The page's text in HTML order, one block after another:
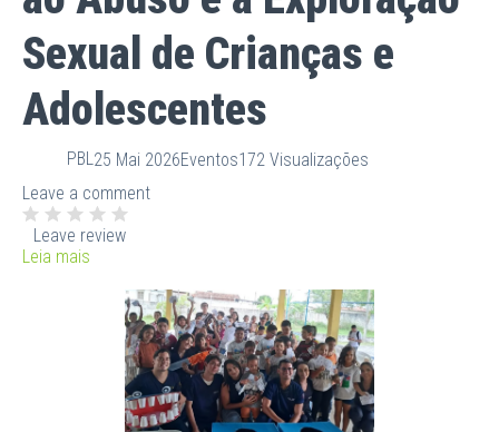
Sexual de Crianças e
Adolescentes
PBL25 Mai 2026Eventos172 Visualizações
Leave a comment
Leave review
Leia mais